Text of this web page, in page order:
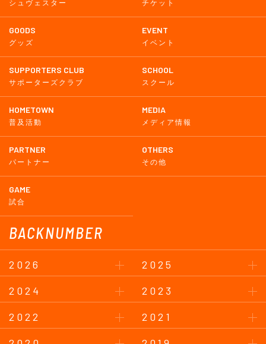
シュヴェスター チケット
GOODS
グッズ
EVENT
イベント
SUPPORTERS CLUB
サポーターズクラブ
SCHOOL
スクール
HOMETOWN
普及活動
MEDIA
メディア情報
PARTNER
パートナー
OTHERS
その他
GAME
試合
BACKNUMBER
2026
2025
2024
2023
2022
2021